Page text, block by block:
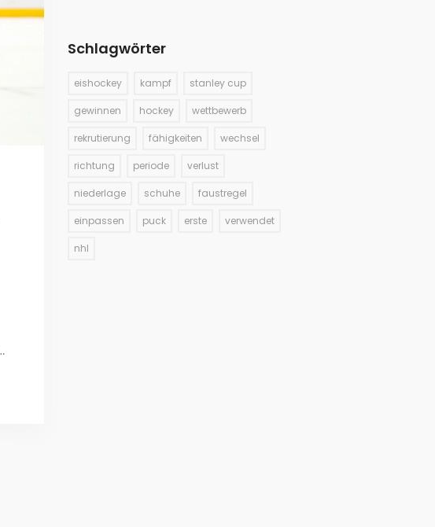
Schlagwörter
eishockey kampf stanley cup
gewinnen hockey wettbewerb
rekrutierung fähigkeiten wechsel
richtung periode verlust
niederlage schuhe faustregel
einpassen puck erste verwendet
nhl